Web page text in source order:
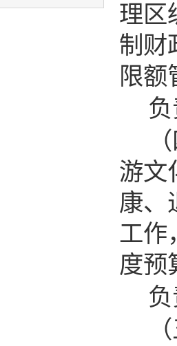
理区
制财
限
游文
康、
工作
度预